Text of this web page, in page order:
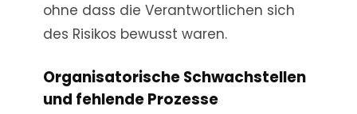
ohne dass die Verantwortlichen sich
des Risikos bewusst waren.
Organisatorische Schwachstellen
und fehlende Prozesse